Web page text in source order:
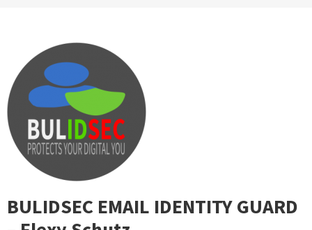
BULIDSEC EMAIL IDENTITY GUARD